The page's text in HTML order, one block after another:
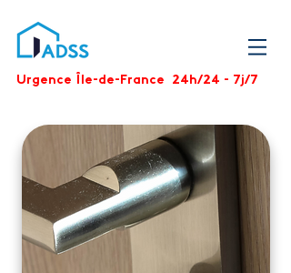
Urgence Île-de-France 24h/24 - 7j/7